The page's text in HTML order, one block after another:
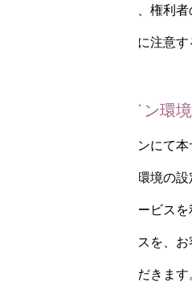
ています。お客様は、権利
ことのないよう十分に注意す
第7条（オンライン環境
オンラインセッションにて
合、通信端末、通信環境の
サービスその他本サービス
る機器およびサービスを、
においてご準備いただきま